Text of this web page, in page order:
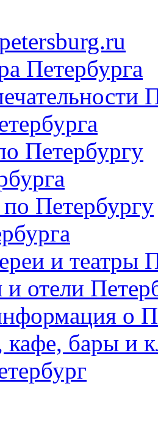
Петербурга
Петербургу
Петербургу
и театры
отели
о
кафе, бары и